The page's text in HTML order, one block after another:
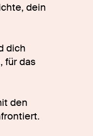
dein
dich
für das
den